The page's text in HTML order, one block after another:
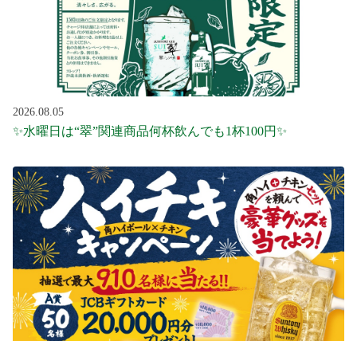
2026.08.05
✨水曜日は“翠”関連商品何杯飲んでも1杯100円✨